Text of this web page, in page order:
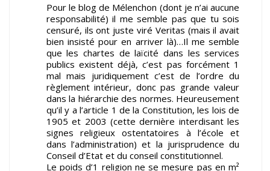
Pour le blog de Mélenchon (dont je n’ai aucune
responsabilité) il me semble pas que tu sois
censuré, ils ont juste viré Veritas (mais il avait
bien insisté pour en arriver là)…Il me semble
que les chartes de laïcité dans les services
publics existent déjà, c’est pas forcément 1
mal mais juridiquement c’est de l’ordre du
règlement intérieur, donc pas grande valeur
dans la hiérarchie des normes. Heureusement
qu’il y a l’article 1 de la Constitution, les lois de
1905 et 2003 (cette dernière interdisant les
signes religieux ostentatoires à l’école et
dans l’administration) et la jurisprudence du
Conseil d’Etat et du conseil constitutionnel.
Le poids d’1 religion ne se mesure pas en m²